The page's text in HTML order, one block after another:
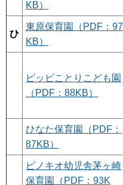
KB）
ひ
東原保育園（PDF：97
KB）
ピッピことりこども園
（PDF：88KB）
ひなた保育園（PDF：
87KB）
ピノキオ幼児舎茅ヶ崎
保育園（PDF：93K